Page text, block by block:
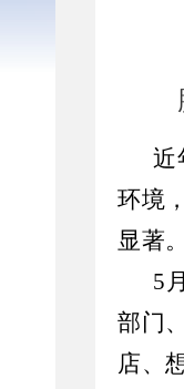
近
环境
显著。
5
部门
店、